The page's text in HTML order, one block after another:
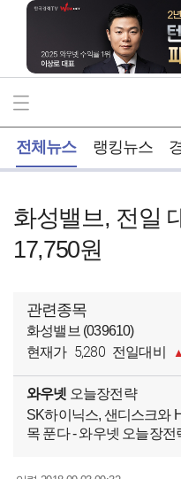
전체뉴스 랭킹뉴스
화성밸브, 전일
17,750원
관련종목
화성밸브 (039610)
현재가 5,280 전일대비
와우넷 오늘장전략
SK하이닉스, 샌디스크와
목 푼다 - 와우넷 오늘장전